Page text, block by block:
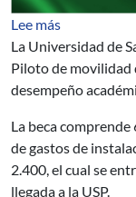
Lee más
La Universidad de
Piloto de movilidad
desempeño
La beca comprende
de gastos de
2.400, el cual se
llegada a la USP.